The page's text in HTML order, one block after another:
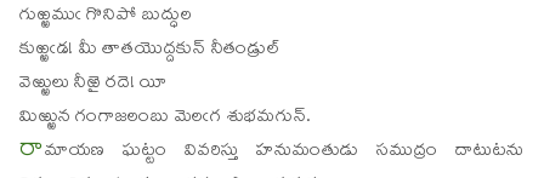
గుఱ్ఱముఁ గొనిపో బుద్ధుల
కుఱ్ఱఁడ! మీ తాతయొద్దకున్ నీతండ్రుల్
వెఱ్ఱులు నీఱై రదె! యీ
మిఱ్ఱున గంగాజలంబు మెలఁగ శుభమగున్.
రామాయణ ఘట్టం వివరిస్తు హనుమంతుడు సముద్రం దాటుటను